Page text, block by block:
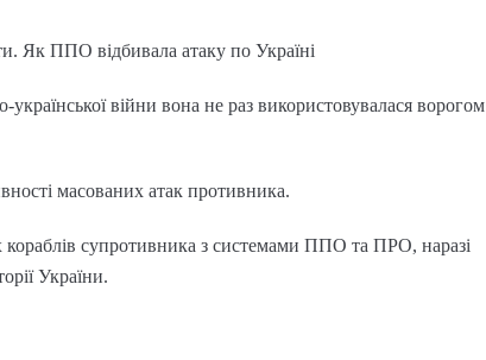
Як ППО відбивала атаку по Україні
війни вона не раз використовувалася ворогом
масованих атак противника.
супротивника з системами ППО та ПРО, наразі
України.